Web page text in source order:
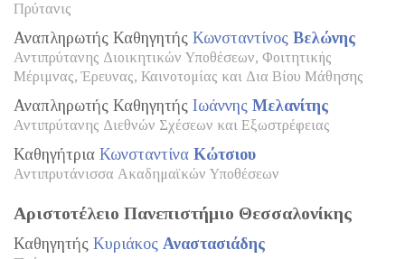
Πρύτανις
Αναπληρωτής Καθηγητής Κωνσταντίνος Βελώνης
Αντιπρύτανης Διοικητικών Υποθέσεων, Φοιτητικής
Μέριμνας, Έρευνας, Καινοτομίας και Δια Βίου Μάθησης
Αναπληρωτής Καθηγητής Ιωάννης Μελανίτης
Αντιπρύτανης Διεθνών Σχέσεων και Εξωστρέφειας
Καθηγήτρια Κωνσταντίνα Κώτσιου
Αντιπρυτάνισσα Ακαδημαϊκών Υποθέσεων
Αριστοτέλειο Πανεπιστήμιο Θεσσαλονίκης
Καθηγητής Κυριάκος Αναστασιάδης